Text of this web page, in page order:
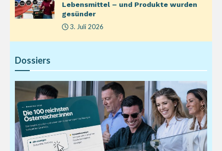
Lebensmittel – und Produkte wurden
gesünder
3. Juli 2026
Dossiers